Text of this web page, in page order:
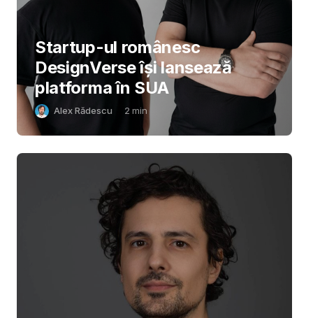
Startup-ul românesc
DesignVerse își lansează
platforma în SUA
Alex Rădescu 2 min